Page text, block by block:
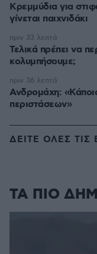
Κρεμμύδια για
γίνεται παιχνιδάκι
Τελικά πρέπει να
κολυμπήσουμε;
πριν 33 λεπτά
Ανδρομάχη:
περιστάσεων»
πριν 36 λεπτά
ΔΕΙΤΕ ΟΛΕΣ ΤΙΣ
ΤΑ ΠΙΟ